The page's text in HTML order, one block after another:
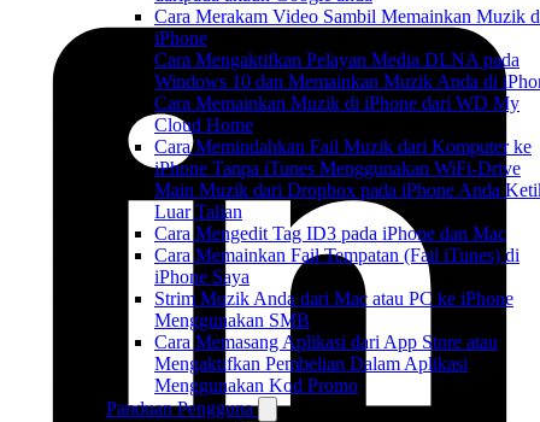
Cara Merakam Video Sambil Memainkan Muzik
iPhone
Cara Mengaktifkan Pelayan Media DLNA pada
Windows 10 dan Memainkan Muzik Anda di
Cara Memainkan Muzik di iPhone dari WD My
Cloud Home
Cara Memindahkan Fail Muzik dari Komputer ke
iPhone Tanpa iTunes Menggunakan WiFi-Drive
Main Muzik dari Dropbox pada iPhone Anda
Luar Talian
Cara Mengedit Tag ID3 pada iPhone dan Mac
Cara Memainkan Fail Tempatan (Fail iTunes) di
iPhone Saya
Strim Muzik Anda dari Mac atau PC ke iPhone
Menggunakan SMB
Cara Memasang Aplikasi dari App Store atau
Mengaktifkan Pembelian Dalam Aplikasi
Menggunakan Kod Promo
Panduan Pengguna